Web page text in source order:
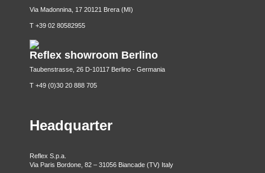
Via Madonnina, 17 20121 Brera (MI)
T +39 02 80582955
Reflex showroom Berlino
Taubenstrasse, 26 D-10117 Berlino - Germania
T +49 (0)30 20 888 705
Headquarter
Reflex S.p.a.
Via Paris Bordone, 82 – 31056 Biancade (TV) Italy